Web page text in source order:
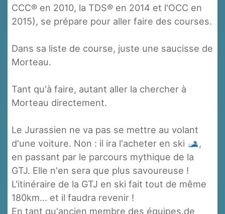
CCC® en 2010, la TDS® en 2014 et l'OCC en
2015), se prépare pour aller faire des courses.
Dans sa liste de course, juste une saucisse de
Morteau.
Tant qu'à faire, autant aller la chercher à
Morteau directement.
Le Jurassien ne va pas se mettre au volant
d'une voiture. Non : il ira l'acheter en ski 🎿,
en passant par le parcours mythique de la
GTJ. Elle n'en sera que plus savoureuse !
L'itinéraire de la GTJ en ski fait tout de même
180km... et il faudra revenir !
En tant qu'ancien membre des équipes de